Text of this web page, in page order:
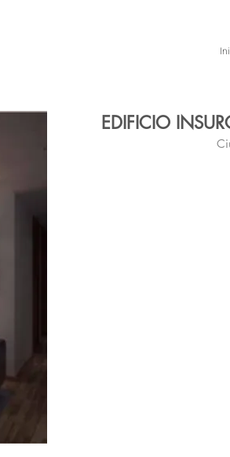
EDIFICIO